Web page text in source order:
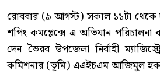
রোববার (৯ আগস্ট) সকাল ১১টা থেকে
শপিং কমপ্লেক্সে এ অভিযান পরিচালনা
দেন ভৈরব উপজেলা নির্বাহী
কমিশনার (ভূমি) এএইচএম আজিমুল